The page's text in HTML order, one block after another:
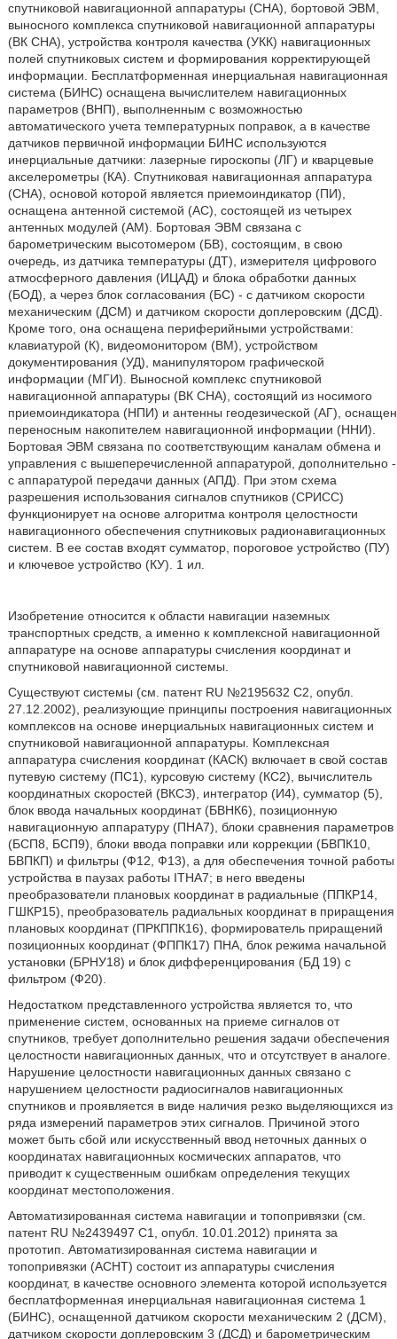
спутниковой навигационной аппаратуры (СНА), бортовой ЭВМ,
выносного комплекса спутниковой навигационной аппаратуры
(ВК СНА), устройства контроля качества (УКК) навигационных
полей спутниковых систем и формирования корректирующей
информации. Бесплатформенная инерциальная навигационная
система (БИНС) оснащена вычислителем навигационных
параметров (ВНП), выполненным с возможностью
автоматического учета температурных поправок, а в качестве
датчиков первичной информации БИНС используются
инерциальные датчики: лазерные гироскопы (ЛГ) и кварцевые
акселерометры (КА). Спутниковая навигационная аппаратура
(СНА), основой которой является приемоиндикатор (ПИ),
оснащена антенной системой (АС), состоящей из четырех
антенных модулей (AM). Бортовая ЭВМ связана с
барометрическим высотомером (БВ), состоящим, в свою
очередь, из датчика температуры (ДТ), измерителя цифрового
атмосферного давления (ИЦАД) и блока обработки данных
(БОД), а через блок согласования (БС) - с датчиком скорости
механическим (ДСМ) и датчиком скорости доплеровским (ДСД).
Кроме того, она оснащена периферийными устройствами:
клавиатурой (К), видеомонитором (ВМ), устройством
документирования (УД), манипулятором графической
информации (МГИ). Выносной комплекс спутниковой
навигационной аппаратуры (ВК СНА), состоящий из носимого
приемоиндикатора (НПИ) и антенны геодезической (АГ), оснащен
переносным накопителем навигационной информации (ННИ).
Бортовая ЭВМ связана по соответствующим каналам обмена и
управления с вышеперечисленной аппаратурой, дополнительно -
с аппаратурой передачи данных (АПД). При этом схема
разрешения использования сигналов спутников (СРИСС)
функционирует на основе алгоритма контроля целостности
навигационного обеспечения спутниковых радионавигационных
систем. В ее состав входят сумматор, пороговое устройство (ПУ)
и ключевое устройство (КУ). 1 ил.
Изобретение относится к области навигации наземных
транспортных средств, а именно к комплексной навигационной
аппаратуре на основе аппаратуры счисления координат и
спутниковой навигационной системы.
Существуют системы (см. патент RU №2195632 С2, опубл.
27.12.2002), реализующие принципы построения навигационных
комплексов на основе инерциальных навигационных систем и
спутниковой навигационной аппаратуры. Комплексная
аппаратура счисления координат (КАСК) включает в свой состав
путевую систему (ПС1), курсовую систему (КС2), вычислитель
координатных скоростей (ВКСЗ), интегратор (И4), сумматор (5),
блок ввода начальных координат (БВНК6), позиционную
навигационную аппаратуру (ПНА7), блоки сравнения параметров
(БСП8, БСП9), блоки ввода поправки или коррекции (БВПК10,
БВПКП) и фильтры (Ф12, Ф13), а для обеспечения точной работы
устройства в паузах работы ITHA7; в него введены
преобразователи плановых координат в радиальные (ППКР14,
ГШКР15), преобразователь радиальных координат в приращения
плановых координат (ПРКППК16), формирователь приращений
позиционных координат (ФППК17) ПНА, блок режима начальной
установки (БРНУ18) и блок дифференцирования (БД 19) с
фильтром (Ф20).
Недостатком представленного устройства является то, что
применение систем, основанных на приеме сигналов от
спутников, требует дополнительно решения задачи обеспечения
целостности навигационных данных, что и отсутствует в аналоге.
Нарушение целостности навигационных данных связано с
нарушением целостности радиосигналов навигационных
спутников и проявляется в виде наличия резко выделяющихся из
ряда измерений параметров этих сигналов. Причиной этого
может быть сбой или искусственный ввод неточных данных о
координатах навигационных космических аппаратов, что
приводит к существенным ошибкам определения текущих
координат местоположения.
Автоматизированная система навигации и топопривязки (см.
патент RU №2439497 С1, опубл. 10.01.2012) принята за
прототип. Автоматизированная система навигации и
топопривязки (АСНТ) состоит из аппаратуры счисления
координат, в качестве основного элемента которой используется
бесплатформенная инерциальная навигационная система 1
(БИНС), оснащенной датчиком скорости механическим 2 (ДСМ),
датчиком скорости доплеровским 3 (ДСД) и барометрическим